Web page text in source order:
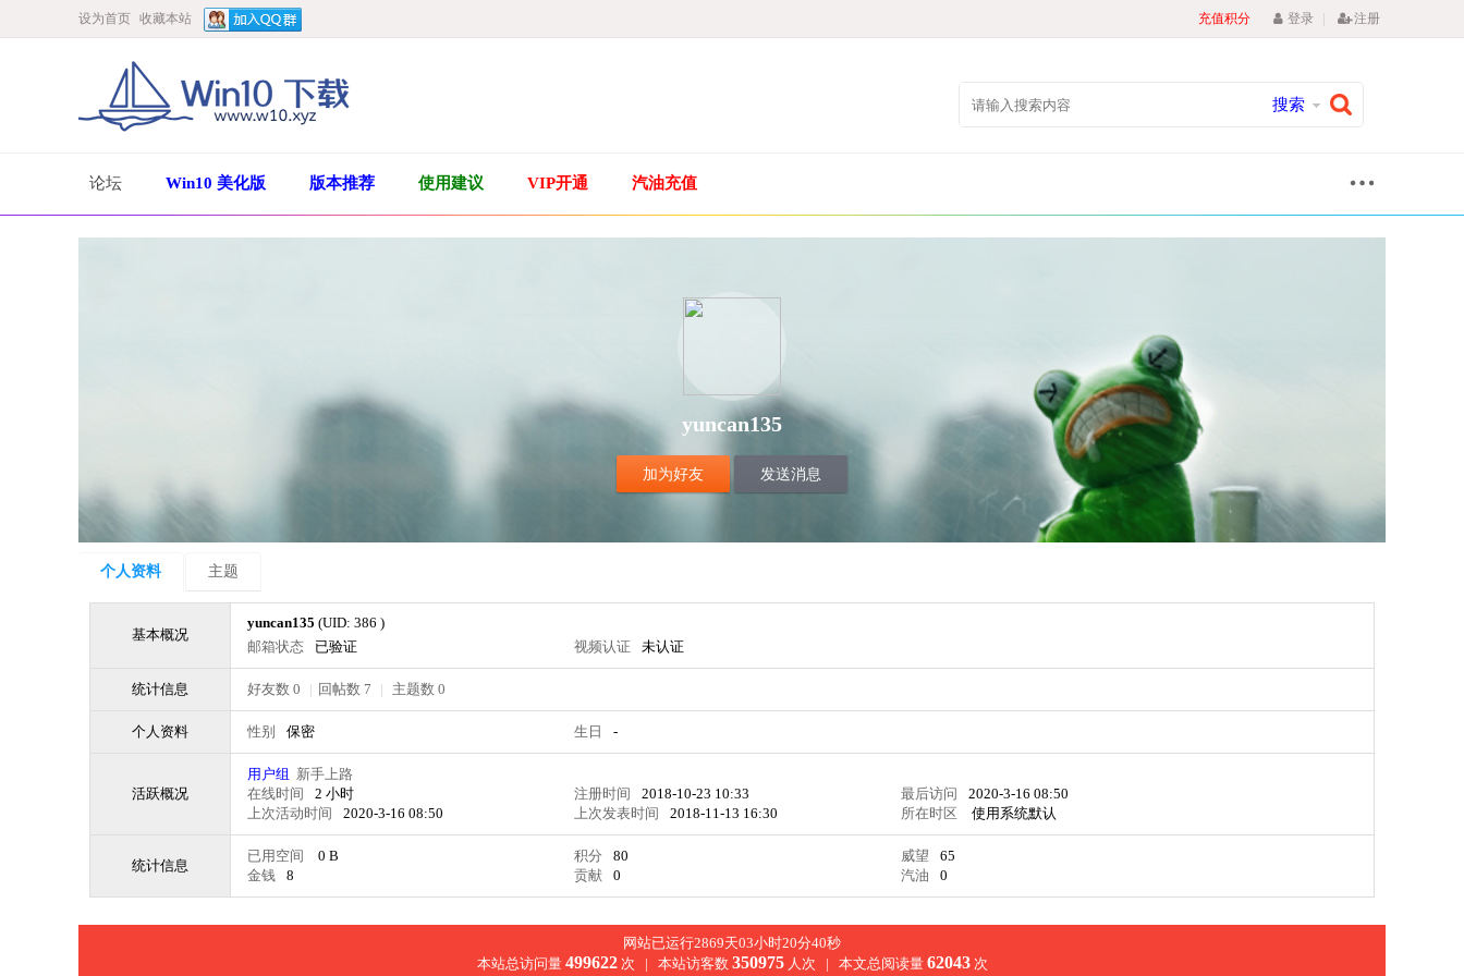
设为首页 收藏本站 充值积分 登录 | 注册
搜索
论坛 Win10 美化版 版本推荐 使用建议 VIP开通 汽油充值
yuncan135
加为好友 发送消息
个人资料 主题
基本概况
yuncan135 (UID: 386 )
邮箱状态
已验证 视频认证 未认证
统计信息 好友数 0 | 回帖数 7 | 主题数 0
个人资料 性别 保密 生日 -
活跃概况
用户组 新手上路
在线时间
2 小时 注册时间 2018-10-23 10:33 最后访问
2020-3-16 08:50
上次活动时间
2020-3-16 08:50 上次发表时间 2018-11-13 16:30 所在时区 使用系统默认
统计信息
已用空间 0 B 积分 80 威望
65
金钱
8 贡献 0 汽油 0
网站已运行2869天03小时20分40秒
本站总访问量 499622次 | 本站访客数 350975人次 | 本文总阅读量 62043次